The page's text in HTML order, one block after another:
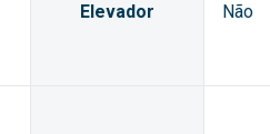
Elevador Não